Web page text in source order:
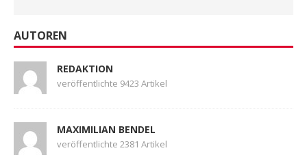
AUTOREN
REDAKTION
veröffentlichte 9423 Artikel
MAXIMILIAN BENDEL
veröffentlichte 2381 Artikel